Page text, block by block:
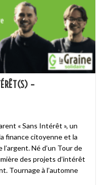
–
« Sans Intérêt », un
finance citoyenne et la
Né d’un Tour de
des projets d’intérêt
Tournage à l’automne